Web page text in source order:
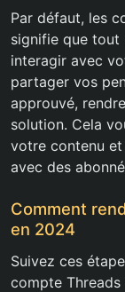
Par défaut, les
signifie que tout
interagir avec
partager vos
approuvé,
solution. Cela
votre contenu et
avec des
Comment
en 2024
Suivez ces
compte